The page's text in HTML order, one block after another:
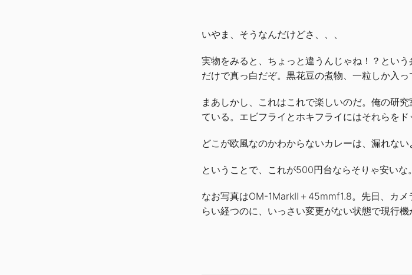
いやま、そうなんだけどさ、、、
実物をみると、ちょっと違うんじゃね！？とい
だけで真っ白だぞ。黒花豆の煮物、一粒しか入っ
まあしかし、これはこれで楽しいのだ。俺の研
ている。エビフライとホキフライにはそれらを
どこが欧風なのかわからないカレーは、漏れな
ということで、これが500円台ならそりゃ安いな
なお写真はOM-1MarkⅡ＋45mmf1.8。先日、カ
らい経つのに、いっさい変更がない状態で現行